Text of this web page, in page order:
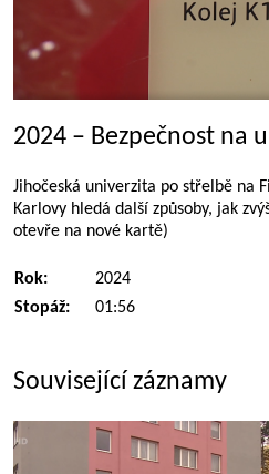
2024 – Bezpečnost na
Jihočeská univerzita po střelbě na
Karlovy hledá další způsoby, jak
otevře na nové kartě)
Rok:
2024
Stopáž:
01:56
Související záznamy